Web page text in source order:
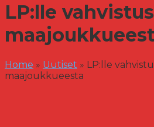
LP:lle
Home » Uutiset » LP:lle
maajoukkueesta